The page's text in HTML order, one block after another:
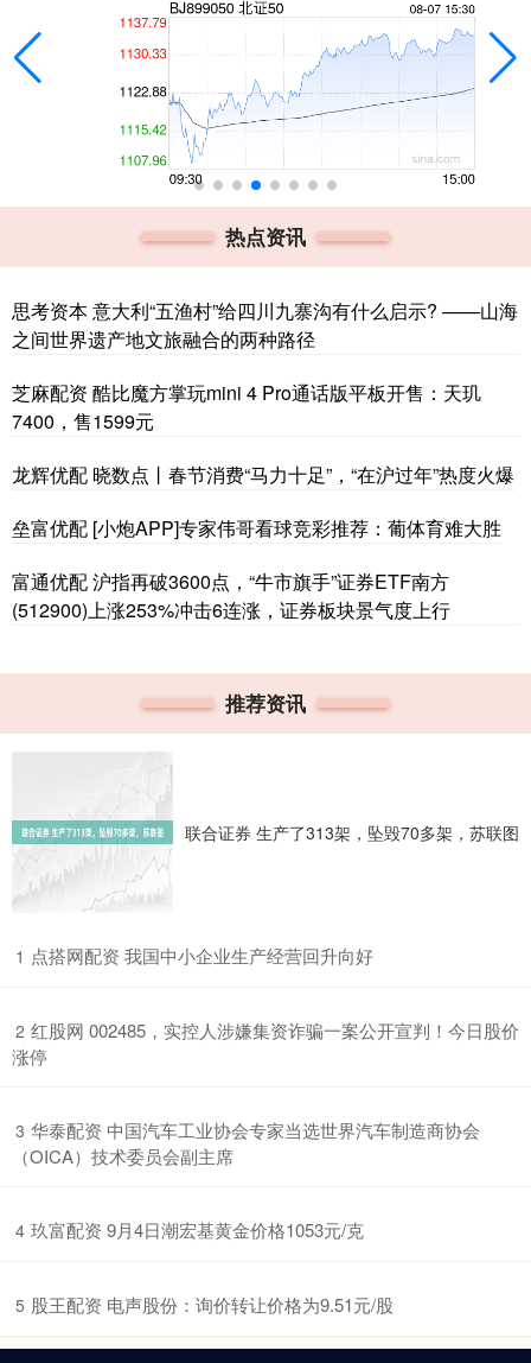
热点资讯
思考资本 意大利“五渔村”给四川九寨沟有什么启示? ——山海
之间世界遗产地文旅融合的两种路径
芝麻配资 酷比魔方掌玩mini 4 Pro通话版平板开售：天玑
7400，售1599元
龙辉优配 晓数点丨春节消费“马力十足”，“在沪过年”热度火爆
垒富优配 [小炮APP]专家伟哥看球竞彩推荐：葡体育难大胜
富通优配 沪指再破3600点，“牛市旗手”证券ETF南方
(512900)上涨253%冲击6连涨，证券板块景气度上行
推荐资讯
联合证券 生产了313架，坠毁70多架，苏联图
1 ​点搭网配资 我国中小企业生产经营回升向好
2 ​红股网 002485，实控人涉嫌集资诈骗一案公开宣判！今日股价
涨停
3 ​华泰配资 中国汽车工业协会专家当选世界汽车制造商协会
（OICA）技术委员会副主席
4 ​玖富配资 9月4日潮宏基黄金价格1053元/克
5 ​股王配资 电声股份：询价转让价格为9.51元/股